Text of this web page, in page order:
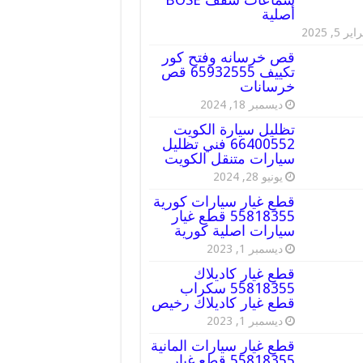
أصلية
5, 2025
قص خرسانه وفتح كور
تكييف 65932555 قص
خرسانات
ديسمبر 18, 2024
تظليل سيارة الكويت
66400552 فني تظليل
سيارات متنقل الكويت
يونيو 28, 2024
قطع غيار سيارات كورية
55818355 قطع غيار
سيارات اصلية كورية
ديسمبر 1, 2023
قطع غيار كاديلاك
55818355 سكراب
قطع غيار كاديلاك رخيص
ديسمبر 1, 2023
قطع غيار سيارات المانية